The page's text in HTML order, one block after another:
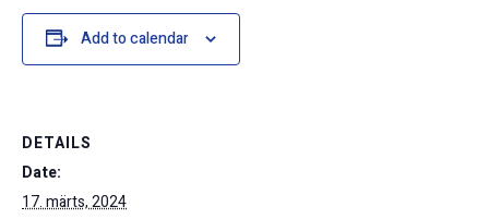
Add to calendar
DETAILS
Date:
17. märts, 2024